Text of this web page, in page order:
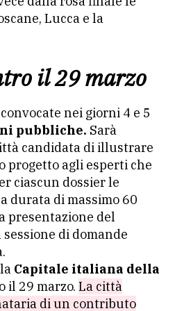
Lucca e la
il 29 marzo
nei giorni 4 e 5
pubbliche. Sarà
candidata di illustrare
progetto agli esperti che
ciascun dossier le
durata di massimo 60
presentazione del
di domande
Capitale italiana della
il 29 marzo. La città
di un contributo